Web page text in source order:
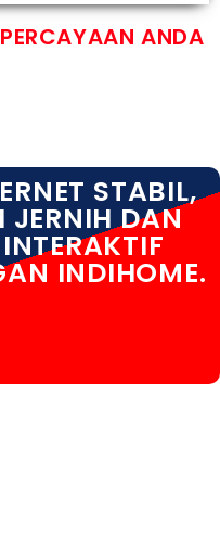
ANDA
STABIL,
JERNIH DAN
INDIHOME.